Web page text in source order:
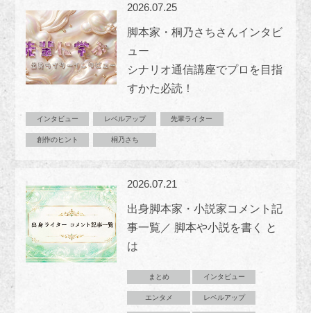
2026.07.25
脚本家・桐乃さちさんインタビ
ュー
シナリオ通信講座でプロを目指
すかた必読！
インタビュー レベルアップ 先輩ライター
創作のヒント 桐乃さち
2026.07.21
出身脚本家・小説家コメント記
事一覧／ 脚本や小説を書く と
は
まとめ インタビュー
エンタメ レベルアップ